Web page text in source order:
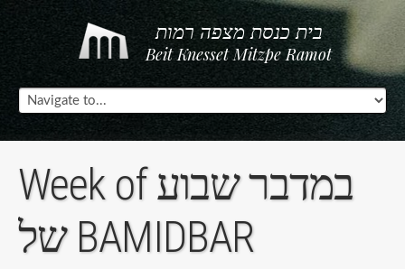
בית כנסת מצפה רמות
Beit Knesset Mitzpe Ramot
Week of במדבר שבוע
של BAMIDBAR